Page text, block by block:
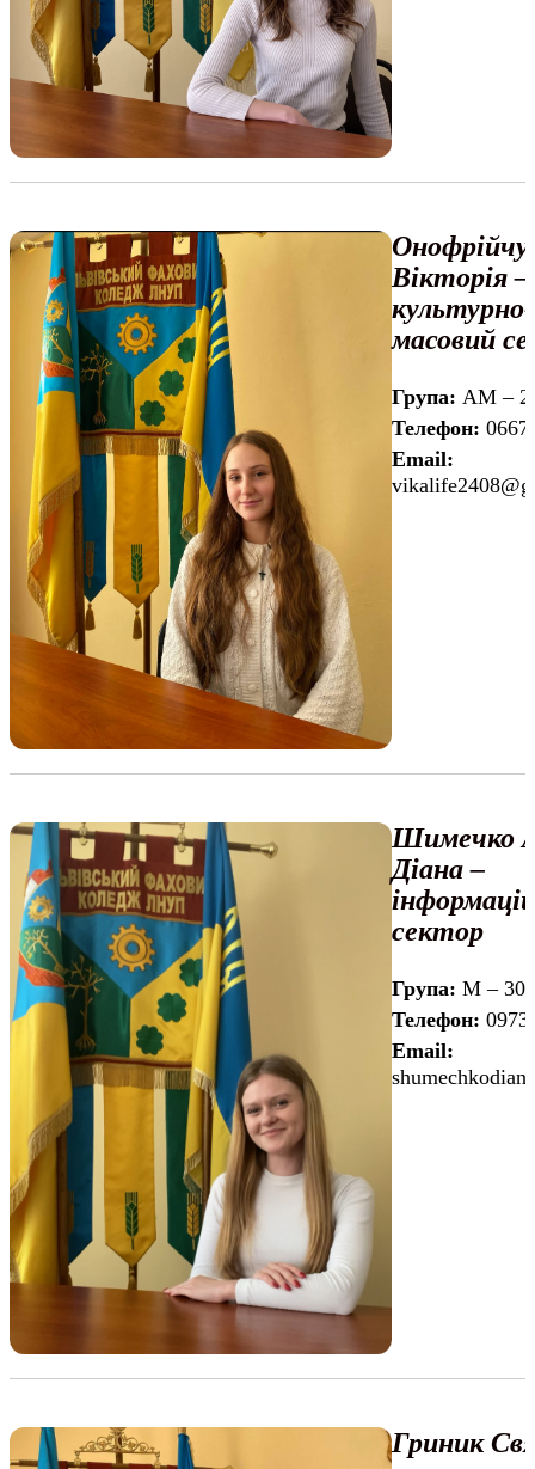
Вікторія –
культурно-
масовий
Група: АМ –
Телефон:
Email:
Шимечко
Діана –
сектор
Група: М – 301
Телефон:
Email:
Гриник